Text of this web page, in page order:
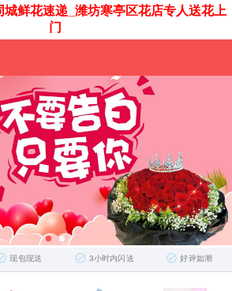
鲜花速递_潍坊寒亭区花店专人送花上
门
现包现送 3小时内闪送 好评如潮